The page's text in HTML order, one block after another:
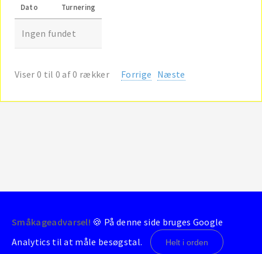
Dato Turnering
Ingen fundet
Viser 0 til 0 af 0 rækker Forrige Næste
© 2004-2026 - BrondbyStats
Småkageadvarsel! 🍪 På denne side bruges Google
Analytics til at måle besøgstal.
Helt i orden